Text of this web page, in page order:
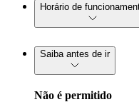
Horário de
Saiba antes de ir
Não é permitido